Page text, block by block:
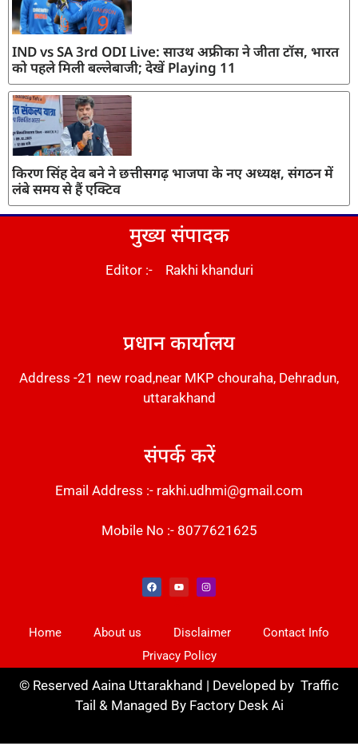
IND vs SA 3rd ODI Live: साउथ अफ्रीका ने जीता टॉस, भारत
को पहले मिली बल्लेबाजी; देखें Playing 11
किरण सिंह देव बने ने छत्तीसगढ़ भाजपा के नए अध्यक्ष, संगठन में
लंबे समय से हैं एक्टिव
मुख्य संपादक
Editor :- Rakhi khanduri
प्रधान कार्यालय
Address -21 new road,near MKP chouraha, Dehradun,
uttarakhand
संपर्क करें
Email Address :- rakhi.udhmi@gmail.com
Mobile No :- 8077621625
Home About us Disclaimer
Contact Info
Privacy Policy
© Reserved Aaina Uttarakhand | Developed by Traffic
Tail & Managed By Factory Desk Ai